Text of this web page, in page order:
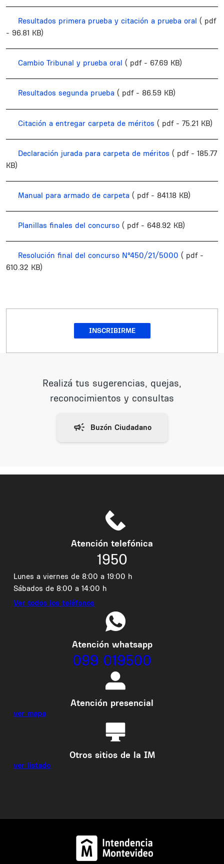
Resultados primera prueba y citación a prueba oral ( pdf
- 96.81 KB)
Cambio Tribunal y prueba oral ( pdf - 67.69 KB)
Resultados segunda prueba ( pdf - 86.59 KB)
Citación a entregar carpeta de méritos ( pdf - 75.21 KB)
Declaración jurada para carpeta de méritos ( pdf - 185.77
KB)
Manual para armado de carpeta ( pdf - 841.18 KB)
Planillas finales del concurso ( pdf - 648.92 KB)
Resolución final del concurso N°450/21/5000 ( pdf -
610.32 KB)
INSCRIBIRME
Realizá tus sugerencias, quejas,
reconocimientos y consultas
Atención telefónica
1950
Lunes a viernes de 8:00 a 19:00 h
Sábados de 8:00 a 14:00 h
Ver todos los teléfonos
Atención whatsapp
099 019500
Atención presencial
ver mapa
Otros sitios de la IM
ver listado